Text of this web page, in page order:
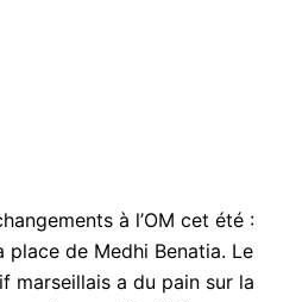
à l’OM cet été :
de Medhi Benatia. Le
marseillais a du pain sur la